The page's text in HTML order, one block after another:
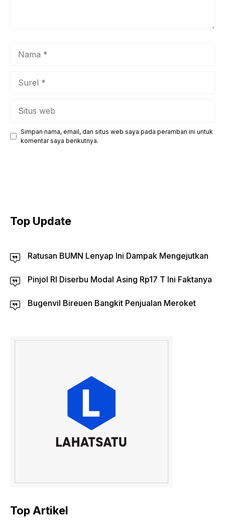
Simpan nama, email, dan situs web saya pada peramban ini untuk
komentar saya berikutnya.
Top Update
Ratusan BUMN Lenyap Ini Dampak Mengejutkan
Pinjol RI Diserbu Modal Asing Rp17 T Ini Faktanya
Bugenvil Bireuen Bangkit Penjualan Meroket
Top Artikel